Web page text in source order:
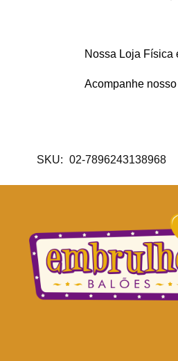
Nossa Loja Física
Acompanhe
SKU: 02-7896243138968